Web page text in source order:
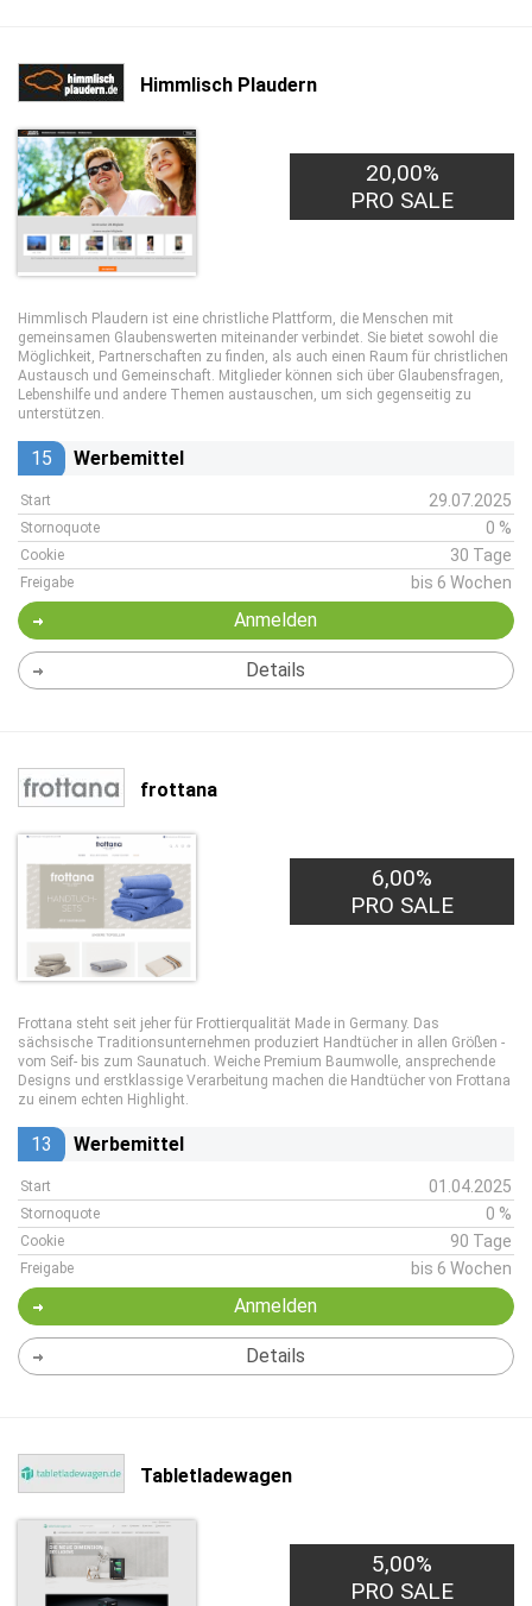
Himmlisch Plaudern
1,00€
PRO LEAD
20,00%
PRO SALE
Himmlisch Plaudern ist eine christliche Plattform, die Menschen mit
gemeinsamen Glaubenswerten miteinander verbindet. Sie bietet sowohl die
Möglichkeit, Partnerschaften zu finden, als auch einen Raum für christlichen
Austausch und Gemeinschaft. Mitglieder können sich über Glaubensfragen,
Lebenshilfe und andere Themen austauschen, um sich gegenseitig zu
unterstützen.
15 Werbemittel
Start 29.07.2025
Stornoquote 0 %
Cookie 30 Tage
Freigabe bis 6 Wochen
Anmelden
Details
frottana
6,00%
PRO SALE
Frottana steht seit jeher für Frottierqualität Made in Germany. Das
sächsische Traditionsunternehmen produziert Handtücher in allen Größen -
vom Seif- bis zum Saunatuch. Weiche Premium Baumwolle, ansprechende
Designs und erstklassige Verarbeitung machen die Handtücher von Frottana
zu einem echten Highlight.
13 Werbemittel
Start 01.04.2025
Stornoquote 0 %
Cookie 90 Tage
Freigabe bis 6 Wochen
Anmelden
Details
Tabletladewagen
5,00%
PRO SALE